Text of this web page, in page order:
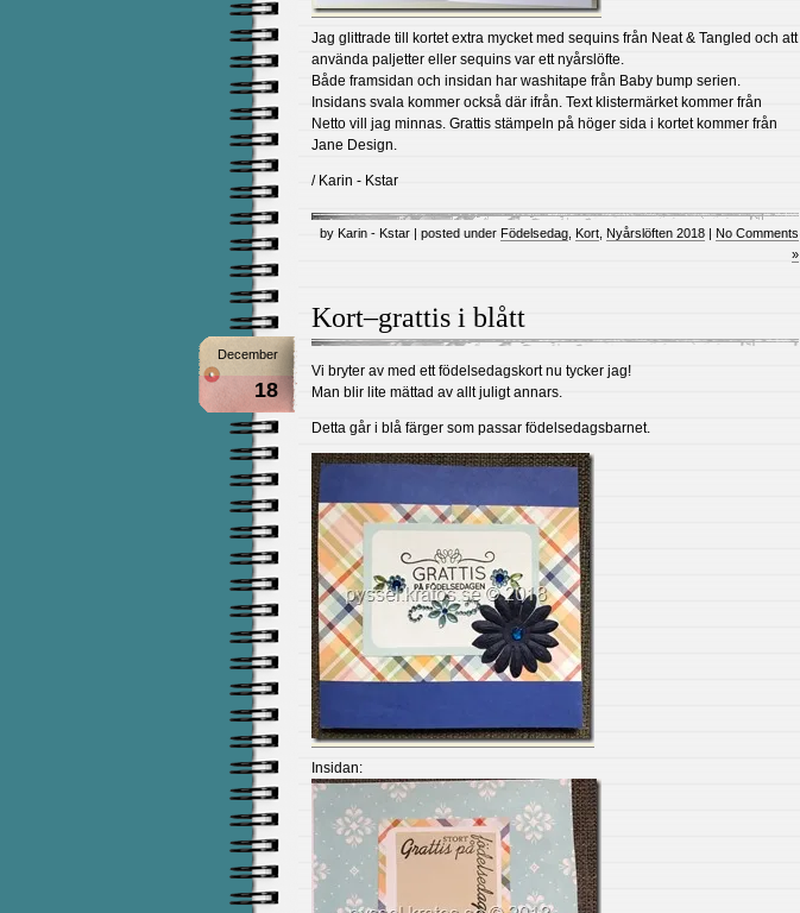
Jag glittrade till kortet extra mycket med sequins från Neat & Tangled och att
använda paljetter eller sequins var ett nyårslöfte.
Både framsidan och insidan har washitape från Baby bump serien.
Insidans svala kommer också där ifrån. Text klistermärket kommer från
Netto vill jag minnas. Grattis stämpeln på höger sida i kortet kommer från
Jane Design.
/ Karin - Kstar
by Karin - Kstar | posted under Födelsedag Kort Nyårslöften 2018 | No Comments
»
Kort–grattis i blått
December
18
Vi bryter av med ett födelsedagskort nu tycker jag!
Man blir lite mättad av allt juligt annars.
Detta går i blå färger som passar födelsedagsbarnet.
Insidan: